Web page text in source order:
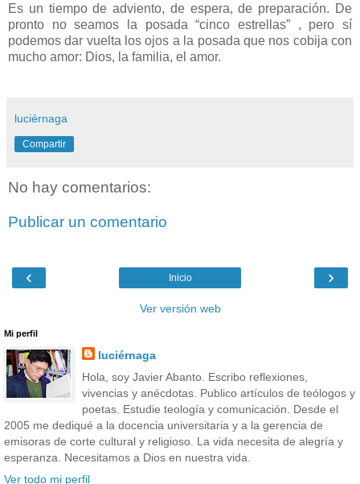
Es un tiempo de adviento, de espera, de preparación. De
pronto no seamos la posada “cinco estrellas” , pero sí
podemos dar vuelta los ojos a la posada que nos cobija con
mucho amor: Dios, la familia, el amor.
luciérnaga
Compartir
No hay comentarios:
Publicar un comentario
‹ ›
Inicio
Ver versión web
Mi perfil
luciérnaga
Hola, soy Javier Abanto. Escribo reflexiones,
vivencias y anécdotas. Publico artículos de teólogos y
poetas. Estudie teología y comunicación. Desde el
2005 me dediqué a la docencia universitaria y a la gerencia de
emisoras de corte cultural y religioso. La vida necesita de alegría y
esperanza. Necesitamos a Dios en nuestra vida.
Ver todo mi perfil